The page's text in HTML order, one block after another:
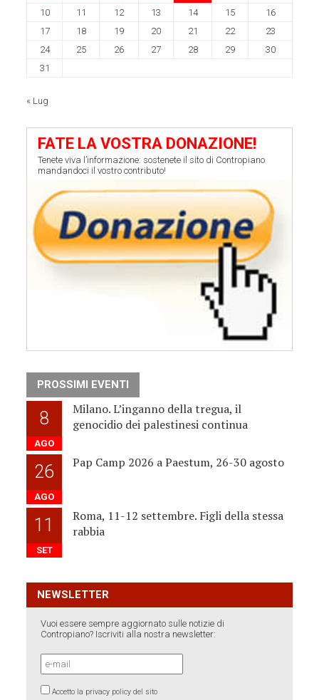
10
11 12 13 14 15
16
17
18 19 20 21 22
23
24
25 26 27 28 29
30
31
« Lug
FATE LA VOSTRA DONAZIONE!
Tenete viva l’informazione: sostenete il sito di Contropiano
mandandoci il vostro contributo!
PROSSIMI EVENTI
8
AGO
Milano. L’inganno della tregua, il
genocidio dei palestinesi continua
26
AGO
Pap Camp 2026 a Paestum, 26-30 agosto
11
SET
Roma, 11-12 settembre. Figli della stessa
rabbia
NEWSLETTER
Vuoi essere sempre aggiornato sulle notizie di
Contropiano? Iscriviti alla nostra newsletter:
Accetto la privacy policy del sito